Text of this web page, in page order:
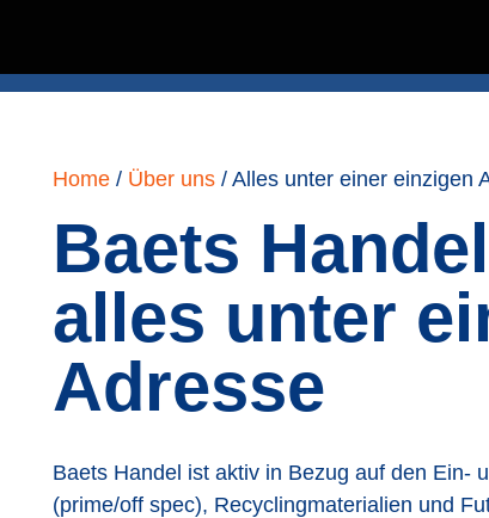
Home / Über uns / Alles unter einer einzigen
Baets
alles unter
Adresse
Baets Handel ist aktiv in Bezug auf den Ein-
(prime/off spec), Recyclingmaterialien und